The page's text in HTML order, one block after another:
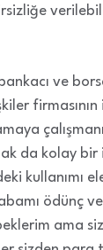
ve
firmasının
da kolay bir
kullanımı
ödünç
ama